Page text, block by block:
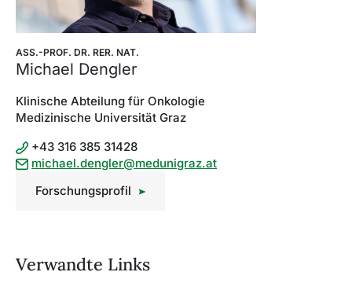
ASS.-PROF. DR. RER. NAT.
Michael Dengler
Klinische Abteilung für Onkologie
Medizinische Universität Graz
+43 316 385 31428
michael.dengler@medunigraz.at
Forschungsprofil
Verwandte Links